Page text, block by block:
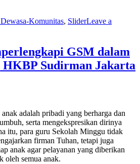
Komunitas, SliderLeave a
GSM dalam
Sudirman Jakarta
adalah pribadi yang berharga dan
serta mengekspresikan dirinya
itu, para guru Sekolah Minggu tidak
firman Tuhan, tetapi juga
anak agar pelayanan yang diberikan
oleh semua anak.